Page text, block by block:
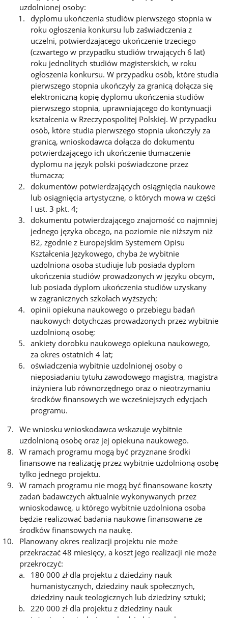
uzdolnionej osoby:
dyplomu ukończenia studiów pierwszego stopnia w
roku ogłoszenia konkursu lub zaświadczenia z
uczelni, potwierdzającego ukończenie trzeciego
(czwartego w przypadku studiów trwających 6 lat)
roku jednolitych studiów magisterskich, w roku
ogłoszenia konkursu. W przypadku osób, które studia
pierwszego stopnia ukończyły za granicą dołącza się
elektroniczną kopię dyplomu ukończenia studiów
pierwszego stopnia, uprawniającego do kontynuacji
kształcenia w Rzeczypospolitej Polskiej. W przypadku
osób, które studia pierwszego stopnia ukończyły za
granicą, wnioskodawca dołącza do dokumentu
potwierdzającego ich ukończenie tłumaczenie
dyplomu na język polski poświadczone przez
tłumacza;
dokumentów potwierdzających osiągnięcia naukowe
lub osiągnięcia artystyczne, o których mowa w części
I ust. 3 pkt. 4;
dokumentu potwierdzającego znajomość co najmniej
jednego języka obcego, na poziomie nie niższym niż
B2, zgodnie z Europejskim Systemem Opisu
Kształcenia Językowego, chyba że wybitnie
uzdolniona osoba studiuje lub posiada dyplom
ukończenia studiów prowadzonych w języku obcym,
lub posiada dyplom ukończenia studiów uzyskany
w zagranicznych szkołach wyższych;
opinii opiekuna naukowego o przebiegu badań
naukowych dotychczas prowadzonych przez wybitnie
uzdolnioną osobę;
ankiety dorobku naukowego opiekuna naukowego,
za okres ostatnich 4 lat;
oświadczenia wybitnie uzdolnionej osoby o
nieposiadaniu tytułu zawodowego magistra, magistra
inżyniera lub równorzędnego oraz o nieotrzymaniu
środków finansowych we wcześniejszych edycjach
programu.
We wniosku wnioskodawca wskazuje wybitnie
uzdolnioną osobę oraz jej opiekuna naukowego.
W ramach programu mogą być przyznane środki
finansowe na realizację przez wybitnie uzdolnioną osobę
tylko jednego projektu.
W ramach programu nie mogą być finansowane koszty
zadań badawczych aktualnie wykonywanych przez
wnioskodawcę, u którego wybitnie uzdolniona osoba
będzie realizować badania naukowe finansowane ze
środków finansowych na naukę.
Planowany okres realizacji projektu nie może
przekraczać 48 miesięcy, a koszt jego realizacji nie może
przekroczyć:
180 000 zł dla projektu z dziedziny nauk
humanistycznych, dziedziny nauk społecznych,
dziedziny nauk teologicznych lub dziedziny sztuki;
220 000 zł dla projektu z dziedziny nauk